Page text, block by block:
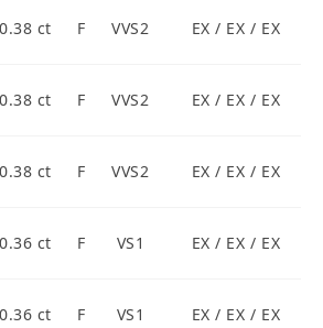
0.38 ct F VVS2 EX / EX / EX
0.38 ct F VVS2 EX / EX / EX
0.38 ct F VVS2 EX / EX / EX
0.36 ct F VS1 EX / EX / EX
0.36 ct F VS1 EX / EX / EX